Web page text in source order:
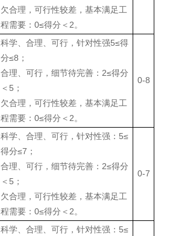
欠合理，可行性较差，基本满足工
程需要：0≤得分＜2。
科学、合理、可行，针对性强5≤得
分≤8；
合理、可行，细节待完善：2≤得分
＜5；
欠合理，可行性较差，基本满足工
程需要：0≤得分＜2。
0-8
科学、合理、可行，针对性强：5≤
得分≤7；
合理、可行，细节待完善：2≤得分
＜5；
欠合理，可行性较差，基本满足工
程需要：0≤得分＜2。
0-7
科学、合理、可行，针对性强：5≤